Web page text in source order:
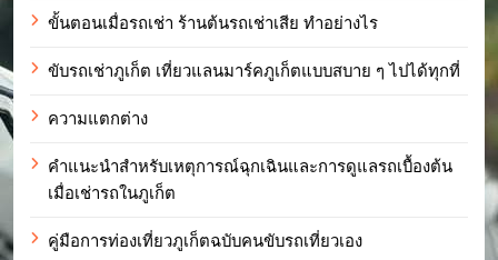
ขั้นตอนเมื่อรถเช่า ร้านต้นรถเช่าเสีย ทำอย่างไร
ขับรถเช่าภูเก็ต เที่ยวแลนมาร์คภูเก็ตแบบสบาย ๆ ไปได้ทุกที่
ความแตกต่าง
คำแนะนำสำหรับเหตุการณ์ฉุกเฉินและการดูแลรถเบื้องต้น
เมื่อเช่ารถในภูเก็ต
คู่มือการท่องเที่ยวภูเก็ตฉบับคนขับรถเที่ยวเอง